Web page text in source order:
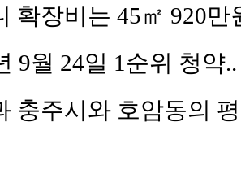
확장비는 45㎡ 920
9월 24일 1순위 청
충주시와 호암동의